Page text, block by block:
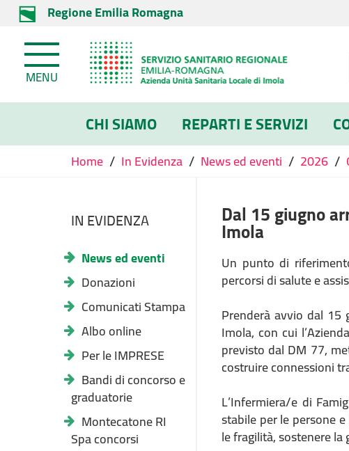
Regione Emilia Romagna
MENU
CHI SIAMO REPARTI E SERVIZI
Home / In Evidenza / News ed eventi / 2026 /
IN EVIDENZA
News ed eventi
Donazioni
Comunicati Stampa
Albo online
Per le IMPRESE
Bandi di concorso e
graduatorie
Montecatone RI
Spa concorsi
Dal 15 giugno
Imola
Un punto di
percorsi di salute e
Prenderà avvio dal 15
Imola, con cui
previsto dal DM 77,
costruire connessioni
L’Infermiera/e di
stabile per le persone
le fragilità, sostenere